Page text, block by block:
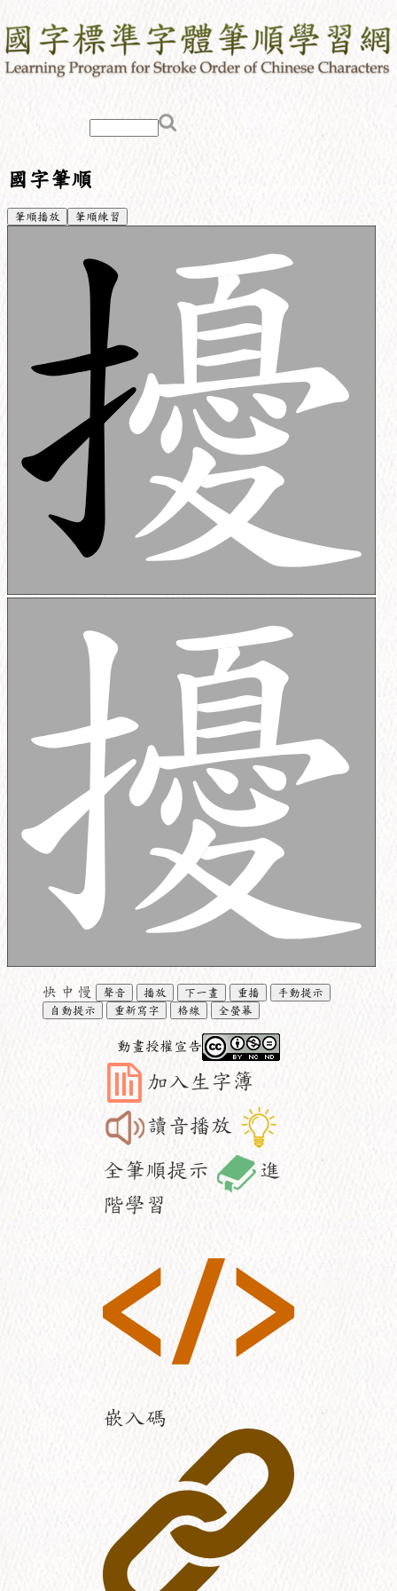
國字筆順
筆順播放 筆順練習
快 中 慢 聲音 播放 下一畫 重播
手動提示
自動提示
重新寫字 格線 全螢幕
動畫授權宣告
加入生字簿
讀音播放
全筆順提示
進
階學習
嵌入碼